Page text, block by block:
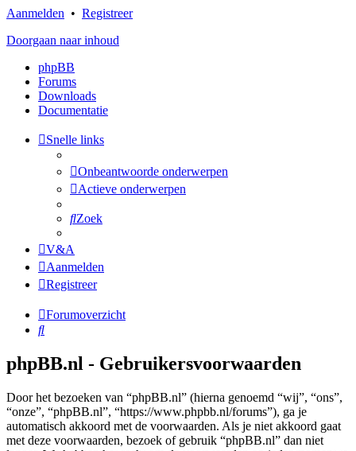
Aanmelden • Registreer
Doorgaan naar inhoud
phpBB
Forums
Downloads
Documentatie
Snelle links
Onbeantwoorde onderwerpen
Actieve onderwerpen
Zoek
V&A
Aanmelden
Registreer
Forumoverzicht
Zoek
phpBB.nl - Gebruikersvoorwaarden
Door het bezoeken van “phpBB.nl” (hierna genoemd “wij”, “ons”,
“onze”, “phpBB.nl”, “https://www.phpbb.nl/forums”), ga je
automatisch akkoord met de voorwaarden. Als je niet akkoord gaat
met deze voorwaarden, bezoek of gebruik “phpBB.nl” dan niet